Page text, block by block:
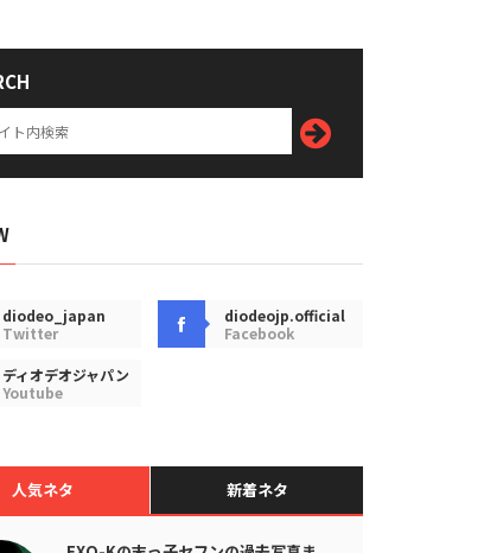
diodeo_japan
Twitter
diodeojp.official
Facebook
ディオデオジャパン
Youtube
人気ネタ 新着ネタ